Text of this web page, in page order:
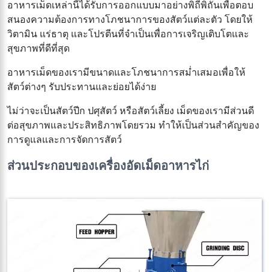
อาหารเม็ดเหล่านี้ได้รับการออกแบบมาอย่างพิถีพิถันเพื่อตอบ
สนองความต้องการทางโภชนาการของสัตว์แต่ละตัว โดยให้
วิตามิน แร่ธาตุ และโปรตีนที่จำเป็นเพื่อการเจริญเติบโตและ
สุขภาพที่ดีที่สุด
อาหารเม็ดของเรามีขนาดและโภชนาการสม่ำเสมอเพื่อให้
สัตว์ต่างๆ รับประทานและย่อยได้ง่าย
ไม่ว่าจะเป็นสัตว์ปีก ปศุสัตว์ หรือสัตว์เลี้ยง เม็ดของเรามีส่วนดี
ต่อสุขภาพและประสิทธิภาพโดยรวม ทำให้เป็นส่วนสำคัญของ
การดูแลและการจัดการสัตว์
ส่วนประกอบของเครื่องอัดเม็ดอาหารไก่